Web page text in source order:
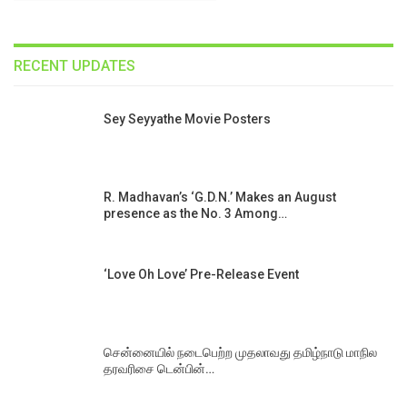
RECENT UPDATES
Sey Seyyathe Movie Posters
R. Madhavan’s ‘G.D.N.’ Makes an August
presence as the No. 3 Among…
‘Love Oh Love’ Pre-Release Event
சென்னையில் நடைபெற்ற முதலாவது தமிழ்நாடு மாநில
தரவரிசை டென்பின்…